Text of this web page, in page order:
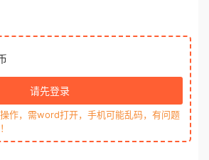
请先登录
作，需word打开，手机可能乱码，有问题